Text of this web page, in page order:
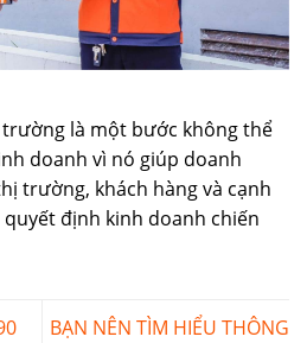
là một bước không thể
doanh vì nó giúp doanh
trường, khách hàng và cạnh
định kinh doanh chiến
BẠN NÊN TÌM HIỂU THÔNG